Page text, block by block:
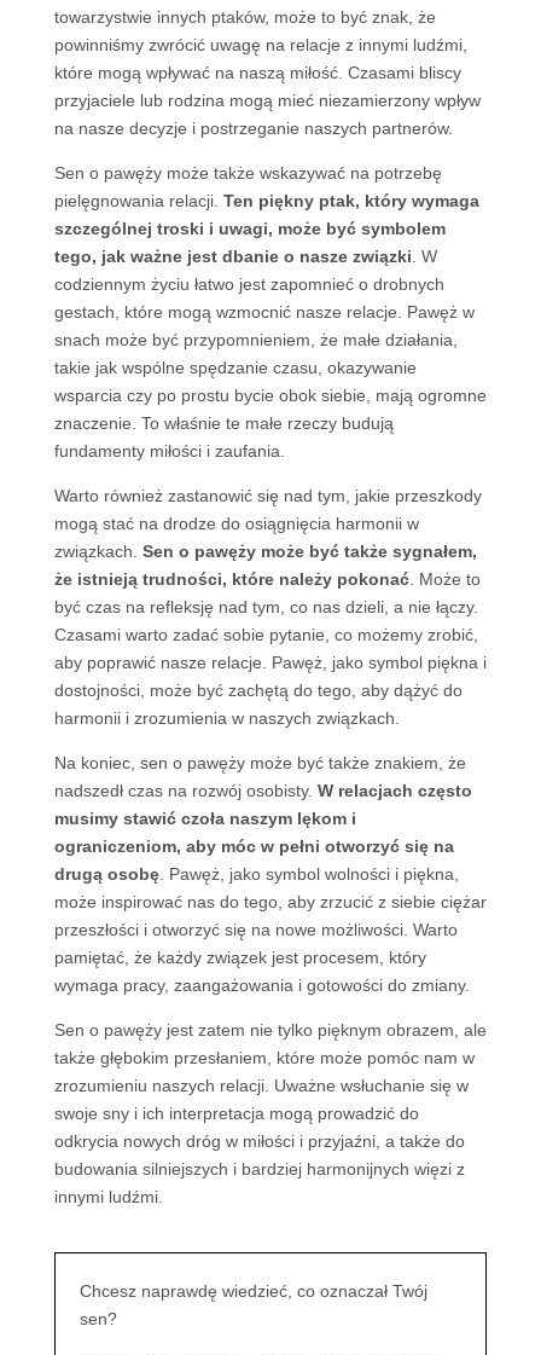
towarzystwie innych ptaków, może to być znak, że
powinniśmy zwrócić uwagę na relacje z innymi ludźmi,
które mogą wpływać na naszą miłość. Czasami bliscy
przyjaciele lub rodzina mogą mieć niezamierzony wpływ
na nasze decyzje i postrzeganie naszych partnerów.
Sen o pawęży może także wskazywać na potrzebę
pielęgnowania relacji. Ten piękny ptak, który wymaga
szczególnej troski i uwagi, może być symbolem
tego, jak ważne jest dbanie o nasze związki . W
codziennym życiu łatwo jest zapomnieć o drobnych
gestach, które mogą wzmocnić nasze relacje. Pawęż w
snach może być przypomnieniem, że małe działania,
takie jak wspólne spędzanie czasu, okazywanie
wsparcia czy po prostu bycie obok siebie, mają ogromne
znaczenie. To właśnie te małe rzeczy budują
fundamenty miłości i zaufania.
Warto również zastanowić się nad tym, jakie przeszkody
mogą stać na drodze do osiągnięcia harmonii w
związkach. Sen o pawęży może być także sygnałem,
że istnieją trudności, które należy pokonać. Może to
być czas na refleksję nad tym, co nas dzieli, a nie łączy.
Czasami warto zadać sobie pytanie, co możemy zrobić,
aby poprawić nasze relacje. Pawęż, jako symbol piękna i
dostojności, może być zachętą do tego, aby dążyć do
harmonii i zrozumienia w naszych związkach.
Na koniec, sen o pawęży może być także znakiem, że
nadszedł czas na rozwój osobisty. W relacjach często
musimy stawić czoła naszym lękom i
ograniczeniom, aby móc w pełni otworzyć się na
drugą osobę. Pawęż, jako symbol wolności i piękna,
może inspirować nas do tego, aby zrzucić z siebie ciężar
przeszłości i otworzyć się na nowe możliwości. Warto
pamiętać, że każdy związek jest procesem, który
wymaga pracy, zaangażowania i gotowości do zmiany.
Sen o pawęży jest zatem nie tylko pięknym obrazem, ale
także głębokim przesłaniem, które może pomóc nam w
zrozumieniu naszych relacji. Uważne wsłuchanie się w
swoje sny i ich interpretacja mogą prowadzić do
odkrycia nowych dróg w miłości i przyjaźni, a także do
budowania silniejszych i bardziej harmonijnych więzi z
innymi ludźmi.
Chcesz naprawdę wiedzieć, co oznaczał Twój
sen?